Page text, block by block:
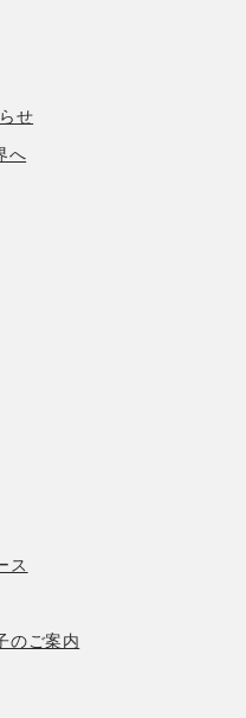
せ
へ
ス
のご案内